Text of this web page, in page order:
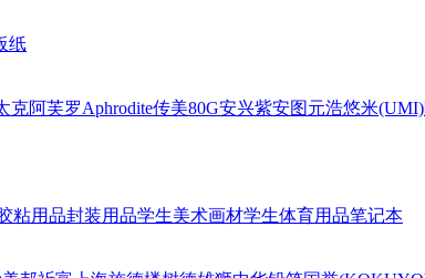
纸
克阿芙罗Aphrodite传美80G安兴紫安图元浩悠米(UMI)
粘用品封装用品学生美术画材学生体育用品笔记本